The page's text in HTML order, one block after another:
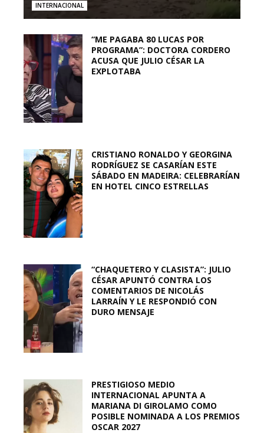
INTERNACIONAL
“ME PAGABA 80 LUCAS POR
PROGRAMA”: DOCTORA CORDERO
ACUSA QUE JULIO CÉSAR LA
EXPLOTABA
CRISTIANO RONALDO Y GEORGINA
RODRÍGUEZ SE CASARÍAN ESTE
SÁBADO EN MADEIRA: CELEBRARÍAN
EN HOTEL CINCO ESTRELLAS
“CHAQUETERO Y CLASISTA”: JULIO
CÉSAR APUNTÓ CONTRA LOS
COMENTARIOS DE NICOLÁS
LARRAÍN Y LE RESPONDIÓ CON
DURO MENSAJE
PRESTIGIOSO MEDIO
INTERNACIONAL APUNTA A
MARIANA DI GIROLAMO COMO
POSIBLE NOMINADA A LOS PREMIOS
OSCAR 2027